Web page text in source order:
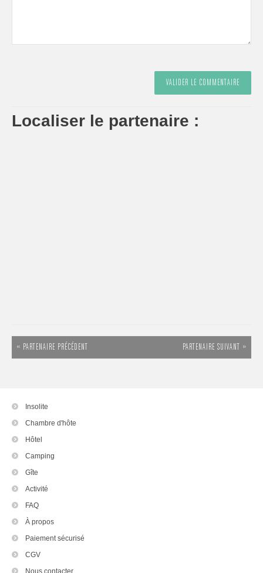
Localiser le partenaire :
« PARTENAIRE PRÉCÉDENT PARTENAIRE SUIVANT »
Insolite
Chambre d'hôte
Hôtel
Camping
Gîte
Activité
FAQ
À propos
Paiement sécurisé
CGV
Nous contacter